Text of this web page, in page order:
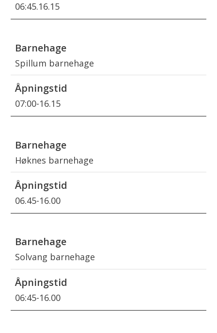
06:45.16.15
Spillum barnehage
07:00-16.15
Høknes barnehage
06.45-16.00
Solvang barnehage
06:45-16.00